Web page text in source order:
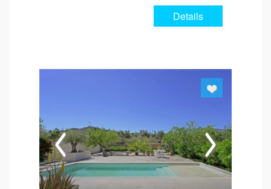
Details